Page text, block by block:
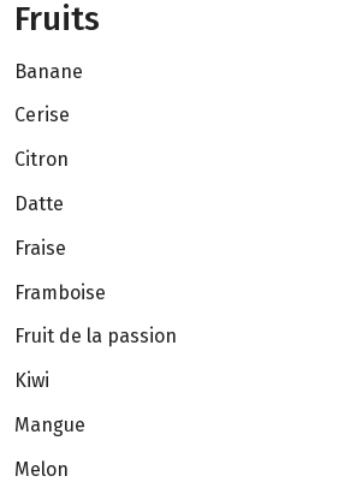
Fruits
Banane
Cerise
Citron
Datte
Fraise
Framboise
Fruit de la passion
Kiwi
Mangue
Melon